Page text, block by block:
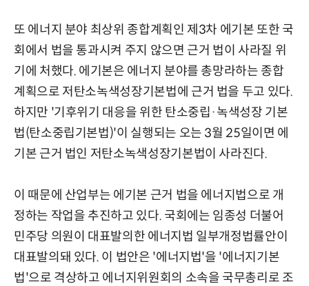
또 에너지 분야 최상위 종합계획인 제3차 에기본 또한 국
회에서 법을 통과시켜 주지 않으면 근거 법이 사라질 위
기에 처했다. 에기본은 에너지 분야를 총망라하는 종합
계획으로 저탄소녹색성장기본법에 근거 법을 두고 있다.
하지만 '기후위기 대응을 위한 탄소중립·녹색성장 기본
법(탄소중립기본법)'이 실행되는 오는 3월 25일이면 에
기본 근거 법인 저탄소녹색성장기본법이 사라진다.
이 때문에 산업부는 에기본 근거 법을 에너지법으로 개
정하는 작업을 추진하고 있다. 국회에는 임종성 더불어
민주당 의원이 대표발의한 에너지법 일부개정법률안이
대표발의돼 있다. 이 법안은 '에너지법'을 '에너지기본
법'으로 격상하고 에너지위원회의 소속을 국무총리로 조